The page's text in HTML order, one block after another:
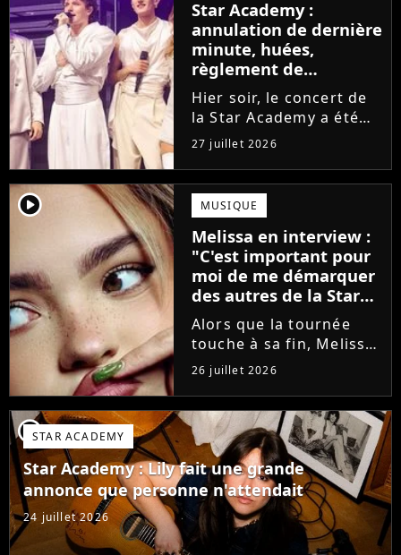
adressent un dernier
message au public...
Star Academy :
annulation de dernière
minute, huées,
règlement de
comptes... Que s'est-il
passé au concert de
Bayonne hier soir ?
Hier soir, le concert de
la Star Academy a été
mouvementé. Quelques
minutes avant le show,
trois élèves ont
annoncé ne pas vouloir
monter sur scène pour
des raisons politiques.
Leur...
27 juillet 2026
player2 MUSIQUE
Melissa en interview :
"C'est important pour
moi de me démarquer
des autres de la Star
Academy"
Alors que la tournée
touche à sa fin, Melissa
se confie en interview
sur Volum sur la
création de son EP tout
va bien (j'crois), son
envie de gommer
l'étiquette Star
Academy, le jeu...
26 juillet 2026
player2STAR ACADEMY
Star Academy : Lily fait une grande
annonce que personne n'attendait
24 juillet 2026